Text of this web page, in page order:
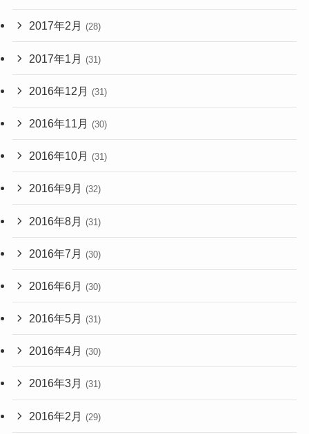
2017年2月 (28)
2017年1月 (31)
2016年12月 (31)
2016年11月 (30)
2016年10月 (31)
2016年9月 (32)
2016年8月 (31)
2016年7月 (30)
2016年6月 (30)
2016年5月 (31)
2016年4月 (30)
2016年3月 (31)
2016年2月 (29)